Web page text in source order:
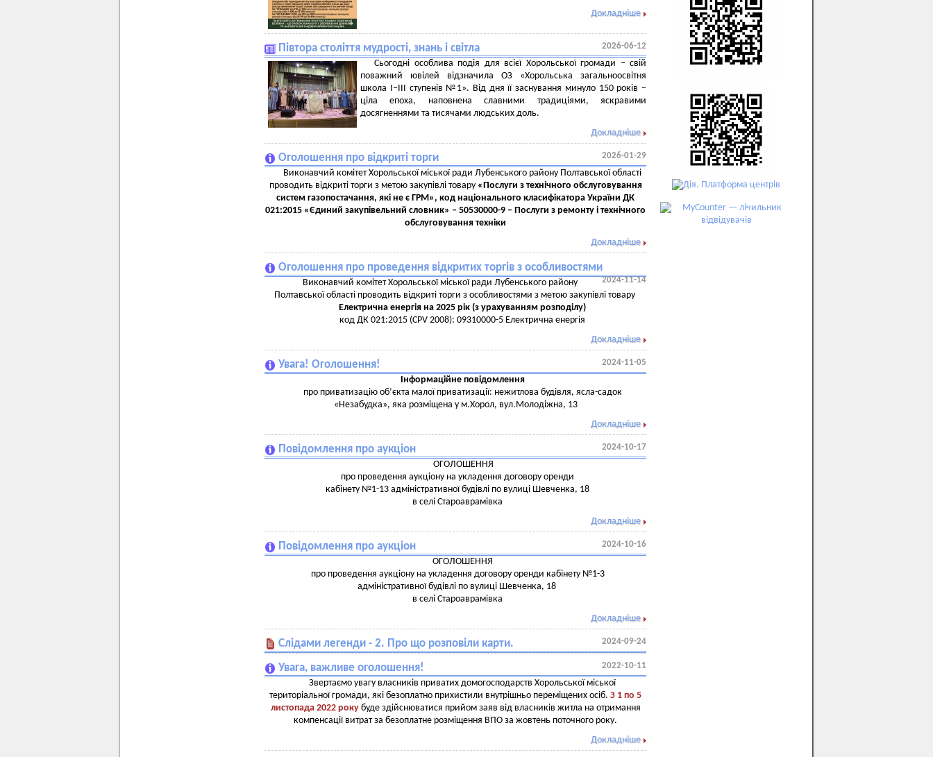
Докладніше
Півтора століття мудрості, знань і світла 2026-06-12
Сьогодні особлива подія для всієї Хорольської громади – свій
поважний ювілей відзначила ОЗ «Хорольська загальноосвітня
школа І–ІІІ ступенів №1». Від дня її заснування минуло 150 років –
ціла епоха, наповнена славними традиціями, яскравими
досягненнями та тисячами людських доль.
Докладніше
Оголошення про відкриті торги 2026-01-29
Виконавчий комітет Хорольської міської ради Лубенського району Полтавської області
проводить відкриті торги з метою закупівлі товару «Послуги з технічного обслуговування
систем газопостачання, які не є ГРМ», код національного класифікатора України ДК
021:2015 «Єдиний закупівельний словник» – 50530000-9 – Послуги з ремонту і технічного
обслуговування техніки
Докладніше
Оголошення про проведення відкритих торгів з особливостями
2024-11-14
Виконавчий комітет Хорольської міської ради Лубенського району
Полтавської області проводить відкриті торги з особливостями з метою закупівлі товару
Електрична енергія на 2025 рік (з урахуванням розподілу)
код ДК 021:2015 (CPV 2008): 09310000-5 Електрична енергія
Докладніше
Увага! Оголошення! 2024-11-05
Інформаційне повідомлення
про приватизацію об’єкта малої приватизації: нежитлова будівля, ясла-садок
«Незабудка», яка розміщена у м.Хорол, вул.Молодіжна, 13
Докладніше
Повідомлення про аукціон 2024-10-17
ОГОЛОШЕННЯ
про проведення аукціону на укладення договору оренди
кабінету №1-13 адміністративної будівлі по вулиці Шевченка, 18
в селі Староаврамівка
Докладніше
Повідомлення про аукціон 2024-10-16
ОГОЛОШЕННЯ
про проведення аукціону на укладення договору оренди кабінету №1-3
адміністративної будівлі по вулиці Шевченка, 18
в селі Староаврамівка
Докладніше
Слідами легенди - 2. Про що розповіли карти. 2024-09-24
Увага, важливе оголошення! 2022-10-11
Звертаємо увагу власників приватих домогосподарств Хорольської міської
територіальної громади, які безоплатно прихистили внутрішньо переміщених осіб. З 1 по 5
листопада 2022 рокубуде здійснюватися прийом заяв від власників житла на отримання
компенсації витрат за безоплатне розміщення ВПО за жовтень поточного року.
Докладніше